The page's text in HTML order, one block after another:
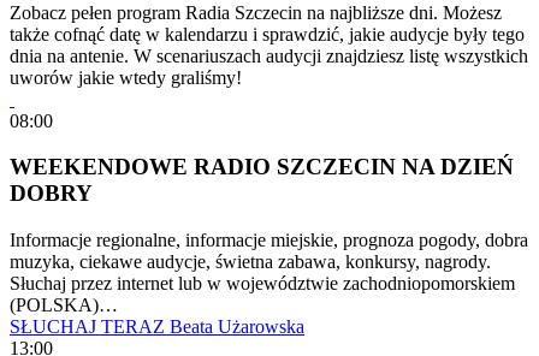
Zobacz pełen program Radia Szczecin na najbliższe dni. Możesz
także cofnąć datę w kalendarzu i sprawdzić, jakie audycje były tego
dnia na antenie. W scenariuszach audycji znajdziesz listę wszystkich
uworów jakie wtedy graliśmy!
08:00
WEEKENDOWE RADIO SZCZECIN NA DZIEŃ
DOBRY
Informacje regionalne, informacje miejskie, prognoza pogody, dobra
muzyka, ciekawe audycje, świetna zabawa, konkursy, nagrody.
Słuchaj przez internet lub w województwie zachodniopomorskiem
(POLSKA)…
SŁUCHAJ TERAZ Beata Użarowska
13:00